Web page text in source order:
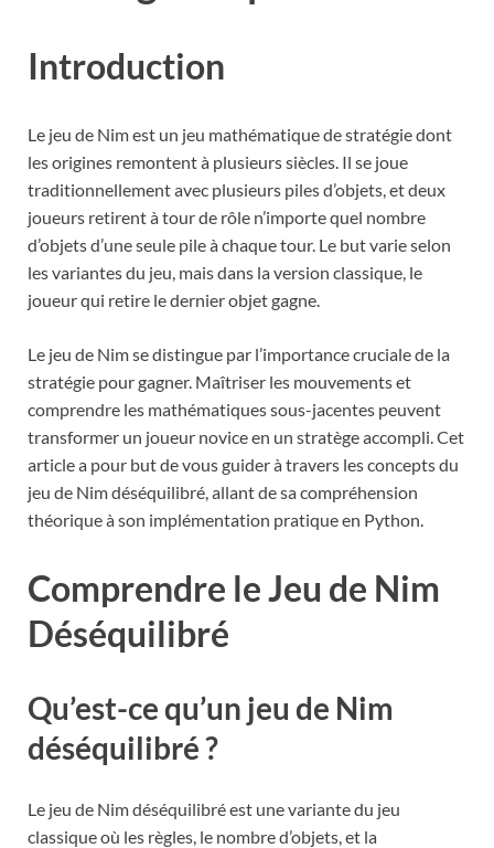
Introduction
Le jeu de Nim est un jeu mathématique de stratégie dont
les origines remontent à plusieurs siècles. Il se joue
traditionnellement avec plusieurs piles d’objets, et deux
joueurs retirent à tour de rôle n’importe quel nombre
d’objets d’une seule pile à chaque tour. Le but varie selon
les variantes du jeu, mais dans la version classique, le
joueur qui retire le dernier objet gagne.
Le jeu de Nim se distingue par l’importance cruciale de la
stratégie pour gagner. Maîtriser les mouvements et
comprendre les mathématiques sous-jacentes peuvent
transformer un joueur novice en un stratège accompli. Cet
article a pour but de vous guider à travers les concepts du
jeu de Nim déséquilibré, allant de sa compréhension
théorique à son implémentation pratique en Python.
Comprendre le Jeu de Nim
Déséquilibré
Qu’est-ce qu’un jeu de Nim
déséquilibré ?
Le jeu de Nim déséquilibré est une variante du jeu
classique où les règles, le nombre d’objets, et la